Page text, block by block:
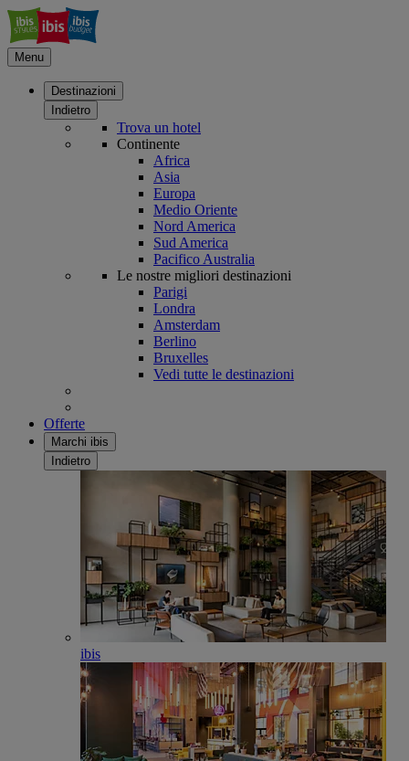
Menu
Destinazioni
Indietro
Trova un hotel
Continente
Africa
Asia
Europa
Medio Oriente
Nord America
Sud America
Pacifico Australia
Le nostre migliori destinazioni
Parigi
Londra
Amsterdam
Berlino
Bruxelles
Vedi tutte le destinazioni
Offerte
Marchi ibis
Indietro
ibis